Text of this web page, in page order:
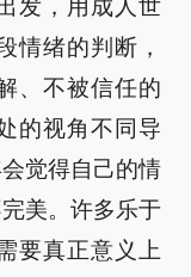
发，用成人世
情绪的判断，
、不被信任的
的视角不同导
觉得自己的情
美。许多乐于
要真正意义上